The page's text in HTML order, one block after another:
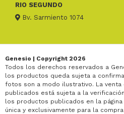
RIO SEGUNDO
Bv. Sarmiento 1074
Genesio | Copyright 2026
Todos los derechos reservados a
los productos queda sujeta a
fotos son a modo ilustrativo. La
publicados está sujeta a la
los productos publicados en la página
única y exclusivamente para la